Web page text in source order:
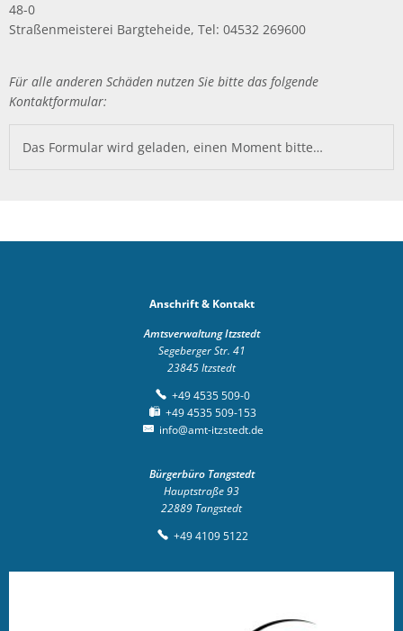
48-0
Straßenmeisterei Bargteheide, Tel: 04532 269600
Für alle anderen Schäden nutzen Sie bitte das folgende
Kontaktformular:
Das Formular wird geladen, einen Moment bitte…
Anschrift & Kontakt
Amtsverwaltung Itzstedt
Segeberger Str. 41
23845Itzstedt
+49 4535 509-0
+49 4535 509-153
info@amt-itzstedt.de
Bürgerbüro Tangstedt
Hauptstraße 93
22889 Tangstedt
+49 4109 5122